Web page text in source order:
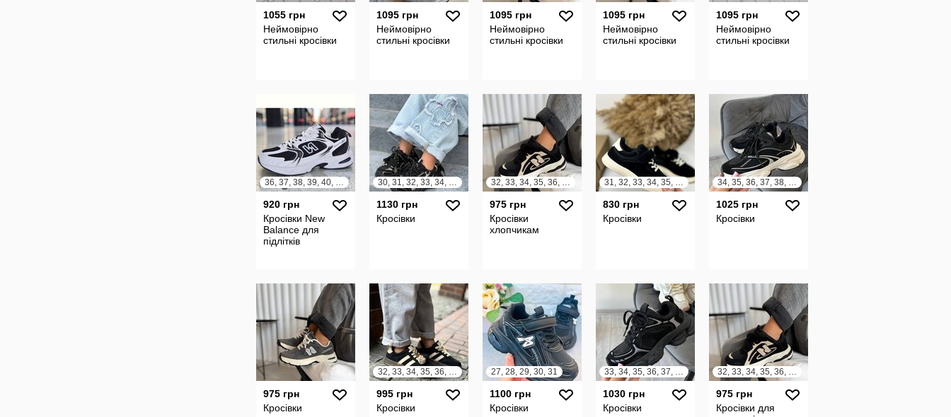
1055 грн
Неймовірно
стильні кросівки
1095 грн
Неймовірно
стильні кросівки
1095 грн
Неймовірно
стильні кросівки
1095 грн
Неймовірно
стильні кросівки
1095 грн
Неймовірно
стильні кросівки
36, 37, 38, 39, 40, 41
920 грн
Кросівки New
Balance для
підлітків
30, 31, 32, 33, 34, 35, 36, 37, 38, 39, 40
1130 грн
Кросівки
32, 33, 34, 35, 36, 37
975 грн
Кросівки
хлопчикам
31, 32, 33, 34, 35, 36, 37, 38
830 грн
Кросівки
34, 35, 36, 37, 38, 39
1025 грн
Кросівки
975 грн
Кросівки
32, 33, 34, 35, 36, 37
995 грн
Кросівки
27, 28, 29, 30, 31
1100 грн
Кросівки
33, 34, 35, 36, 37, 38
1030 грн
Кросівки
32, 33, 34, 35, 36, 37
975 грн
Кросівки для